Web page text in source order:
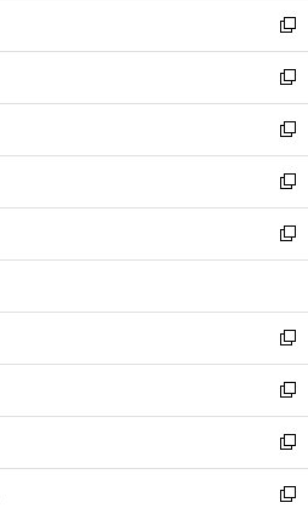
く
で
開
く
ド
ウ
で
開
く
ィ
ン
ド
ウ
で
開
く
い
ウ
ィ
ン
ド
ウ
で
開
く
新
し
い
ウ
ィ
ン
ド
ウ
で
開
新
し
い
ウ
ィ
ン
ド
ウ
開
く
新
し
い
ウ
ィ
ン
ウ
で
開
く
新
し
い
ウ
ン
ド
ウ
で
開
く
新
し
ウ
ィ
ン
ド
ウ
で
開
く
新
し
い
ウ
ィ
ン
ド
新
し
い
ウ
ィ
新
し
い
新